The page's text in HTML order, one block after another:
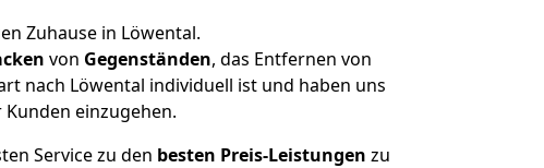
Zuhause in Löwental.
von Gegenständen, das Entfernen von
nach Löwental individuell ist und haben uns
einzugehen.
Service zu den besten Preis-Leistungen zu